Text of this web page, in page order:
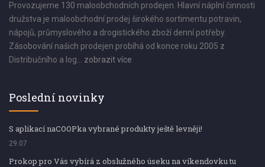
Provozujeme 130 maloobchodních prodejen. Hlavní náplní činnosti
družstva je maloobchodní prodej širokého sortimentu potravin,
nápojů, průmyslového a drogistického zboží denní potřeby.
Zásobování našich prodejen probíhá od konce roku 2005 z
Distribučního a log... zobrazit více
Poslední novinky
S aplikací naCOOPka vybrané produkty ještě levněji!
29.07
Prokop pro Vás vybírá z obslužného úseku na víkendovku tu